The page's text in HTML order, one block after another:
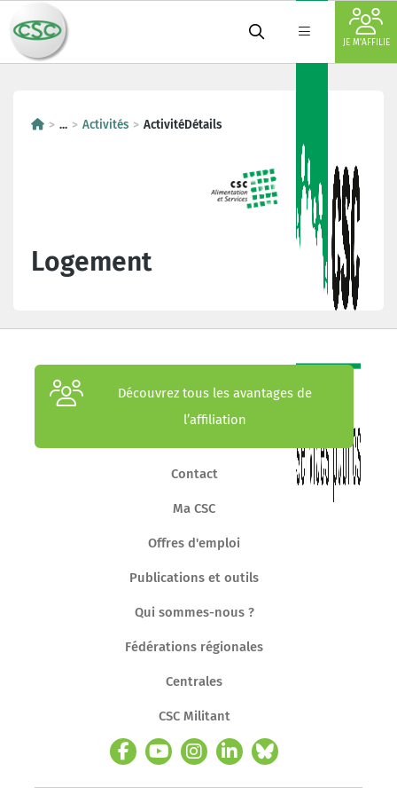
JE M'AFFILIE
... Activités ActivitéDétails
Logement
Découvrez tous les avantages de
l’affiliation
Contact
Ma CSC
Offres d'emploi
Publications et outils
Qui sommes-nous ?
Fédérations régionales
Centrales
CSC Militant